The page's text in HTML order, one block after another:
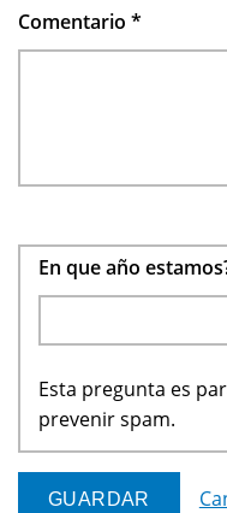
Comentario *
En que año
Esta pregunta es
prevenir spam.